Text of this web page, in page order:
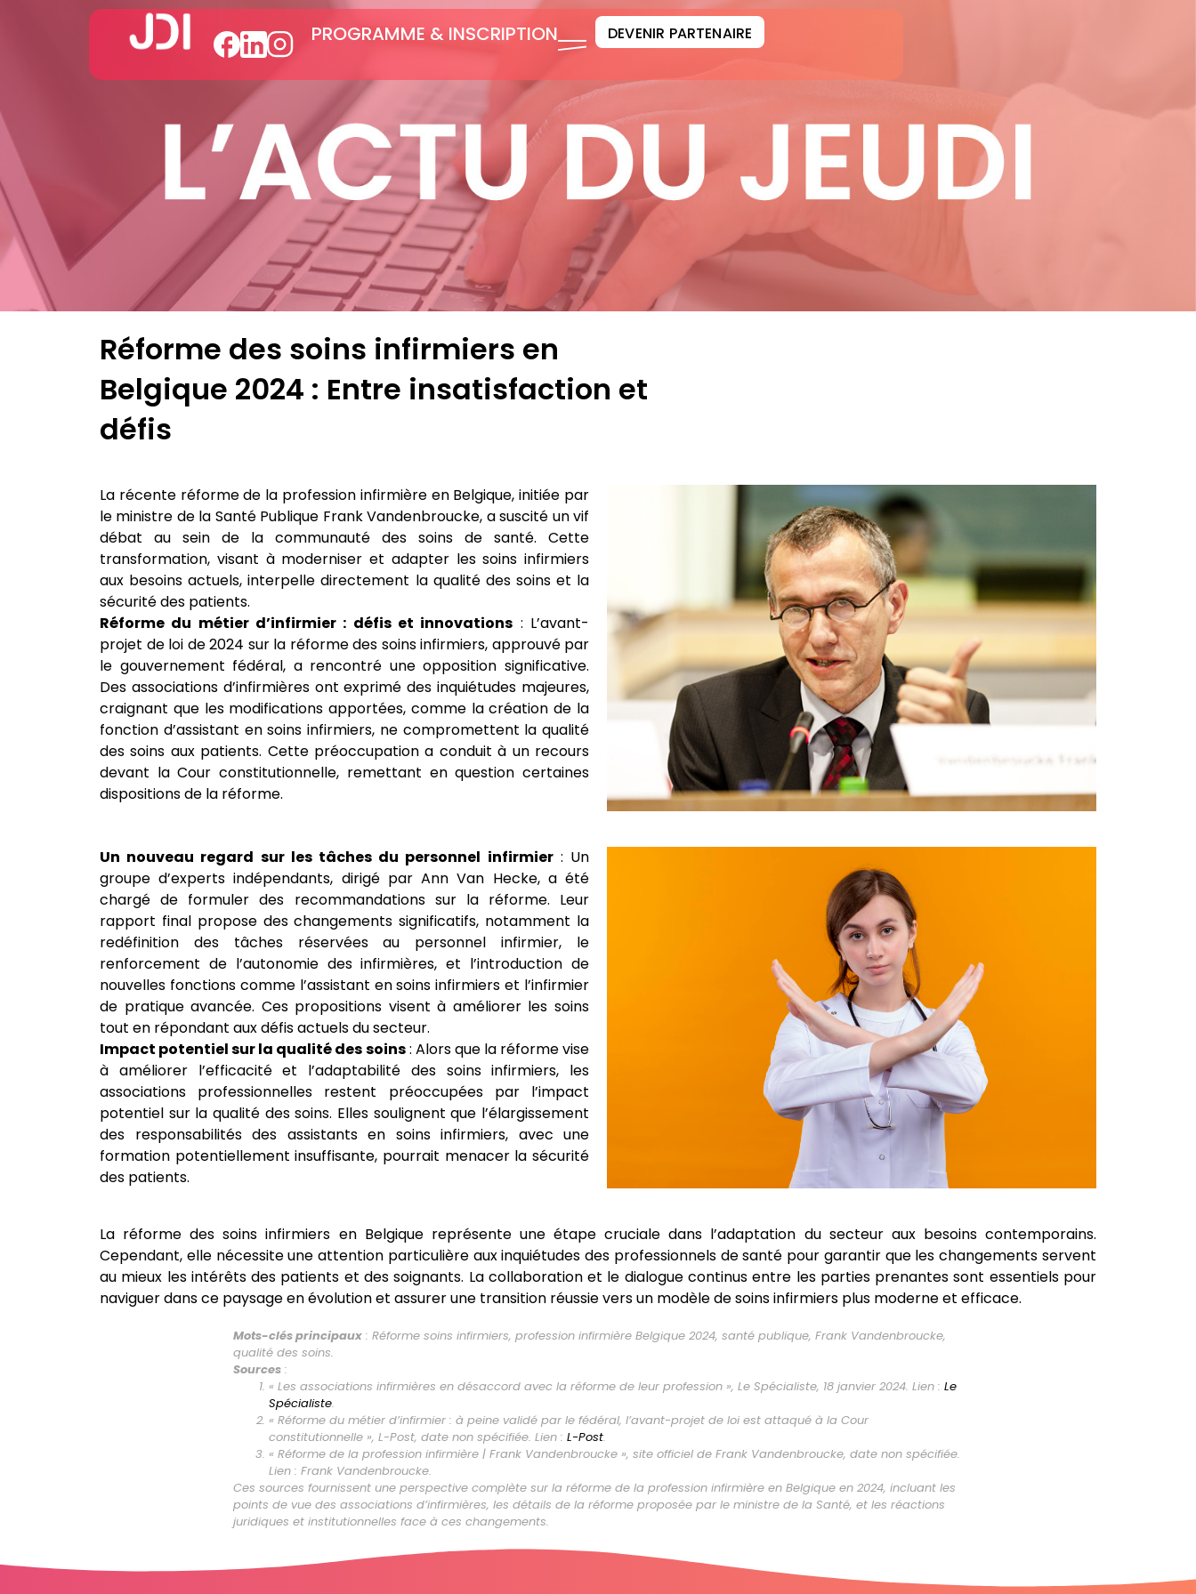
PROGRAMME & INSCRIPTION DEVENIR PARTENAIRE
Réforme des soins infirmiers en
Belgique 2024 : Entre insatisfaction et
défis
La récente réforme de la profession infirmière en Belgique, initiée par
le ministre de la Santé Publique Frank Vandenbroucke, a suscité un vif
débat au sein de la communauté des soins de santé. Cette
transformation, visant à moderniser et adapter les soins infirmiers
aux besoins actuels, interpelle directement la qualité des soins et la
sécurité des patients.
Réforme du métier d’infirmier : défis et innovations : L’avant-
projet de loi de 2024 sur la réforme des soins infirmiers, approuvé par
le gouvernement fédéral, a rencontré une opposition significative.
Des associations d’infirmières ont exprimé des inquiétudes majeures,
craignant que les modifications apportées, comme la création de la
fonction d’assistant en soins infirmiers, ne compromettent la qualité
des soins aux patients. Cette préoccupation a conduit à un recours
devant la Cour constitutionnelle, remettant en question certaines
dispositions de la réforme​​.
Un nouveau regard sur les tâches du personnel infirmier: Un
groupe d’experts indépendants, dirigé par Ann Van Hecke, a été
chargé de formuler des recommandations sur la réforme. Leur
rapport final propose des changements significatifs, notamment la
redéfinition des tâches réservées au personnel infirmier, le
renforcement de l’autonomie des infirmières, et l’introduction de
nouvelles fonctions comme l’assistant en soins infirmiers et l’infirmier
de pratique avancée. Ces propositions visent à améliorer les soins
tout en répondant aux défis actuels du secteur.
Impact potentiel sur la qualité des soins: Alors que la réforme vise
à améliorer l’efficacité et l’adaptabilité des soins infirmiers, les
associations professionnelles restent préoccupées par l’impact
potentiel sur la qualité des soins. Elles soulignent que l’élargissement
des responsabilités des assistants en soins infirmiers, avec une
formation potentiellement insuffisante, pourrait menacer la sécurité
des patients.
La réforme des soins infirmiers en Belgique représente une étape cruciale dans l’adaptation du secteur aux besoins contemporains.
Cependant, elle nécessite une attention particulière aux inquiétudes des professionnels de santé pour garantir que les changements servent
au mieux les intérêts des patients et des soignants. La collaboration et le dialogue continus entre les parties prenantes sont essentiels pour
naviguer dans ce paysage en évolution et assurer une transition réussie vers un modèle de soins infirmiers plus moderne et efficace.
Mots-clés principaux : Réforme soins infirmiers, profession infirmière Belgique 2024, santé publique, Frank Vandenbroucke,
qualité des soins.
Sources :
« Les associations infirmières en désaccord avec la réforme de leur profession », Le Spécialiste, 18 janvier 2024. Lien : Le
Spécialiste.
« Réforme du métier d’infirmier : à peine validé par le fédéral, l’avant-projet de loi est attaqué à la Cour
constitutionnelle », L-Post, date non spécifiée. Lien : L-Post.
« Réforme de la profession infirmière | Frank Vandenbroucke », site officiel de Frank Vandenbroucke, date non spécifiée.
Lien : Frank Vandenbroucke.
Ces sources fournissent une perspective complète sur la réforme de la profession infirmière en Belgique en 2024, incluant les
points de vue des associations d’infirmières, les détails de la réforme proposée par le ministre de la Santé, et les réactions
juridiques et institutionnelles face à ces changements.